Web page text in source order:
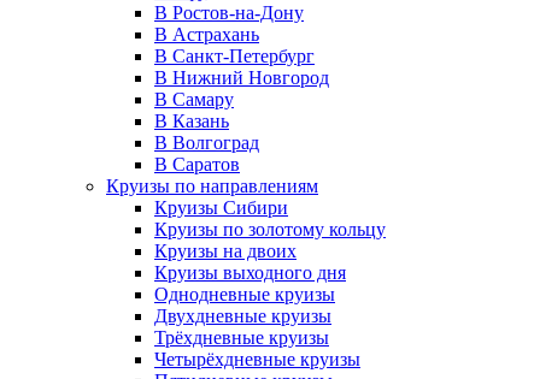
В Ростов-на-Дону
В Астрахань
В Санкт-Петербург
В Нижний Новгород
В Самару
В Казань
В Волгоград
В Саратов
Круизы по направлениям
Круизы Сибири
Круизы по золотому кольцу
Круизы на двоих
Круизы выходного дня
Однодневные круизы
Двухдневные круизы
Трёхдневные круизы
Четырёхдневные круизы